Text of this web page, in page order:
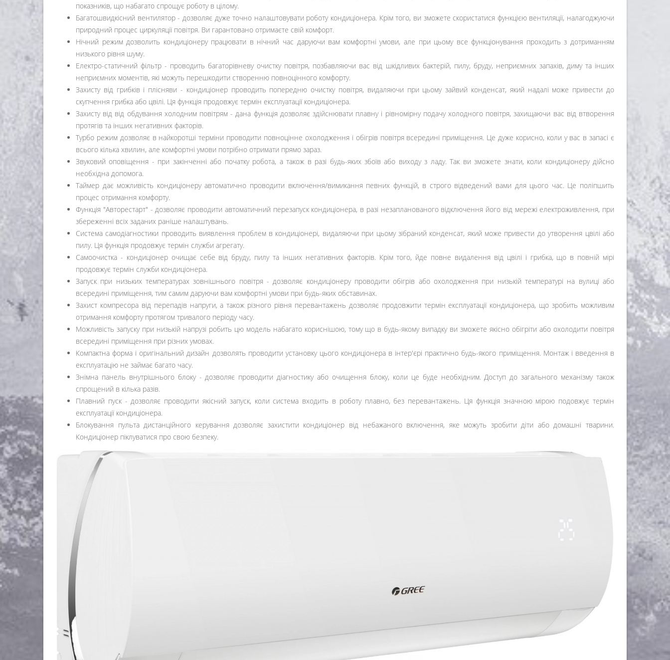
показників, що набагато спрощує роботу в цілому.
Багатошвидкісний вентилятор - дозволяє дуже точно налаштовувати роботу кондиціонера. Крім того, ви зможете скористатися функцією вентиляції, налагоджуючи
природний процес циркуляції повітря. Ви гарантовано отримаєте свій комфорт.
Нічний режим дозволить кондиціонеру працювати в нічний час даруючи вам комфортні умови, але при цьому все функціонування проходить з дотриманням
низького рівня шуму.
Електро-статичний фільтр - проводить багаторівневу очистку повітря, позбавляючи вас від шкідливих бактерій, пилу, бруду, неприємних запахів, диму та інших
неприємних моментів, які можуть перешкодити створенню повноцінного комфорту.
Захисту від грибків і плісняви ​​- кондиціонер проводить попередню очистку повітря, видаляючи при цьому зайвий конденсат, який надалі може привести до
скупчення грибка або цвілі. Ця функція продовжує термін експлуатації кондиціонера.
Захисту від від обдування холодним повітрям - дана функція дозволяє здійснювати плавну і рівномірну подачу холодного повітря, захищаючи вас від втворення
протягів та інших негативних факторів.
Турбо режим дозволяє в найкоротші терміни проводити повноцінне охолодження і обігрів повітря всередині приміщення. Це дуже корисно, коли у вас в запасі є
всього кілька хвилин, але комфортні умови потрібно отримати прямо зараз.
Звуковий оповіщення - при закінченні або початку робота, а також в разі будь-яких збоїв або виходу з ладу. Так ви зможете знати, коли кондиціонеру дійсно
необхідна допомога.
Таймер дає можливість кондиціонеру автоматично проводити включення/вимикання певних функцій, в строго відведений вами для цього час. Це поліпшить
процес отримання комфорту.
Функція "Авторестарт" - дозволяє проводити автоматичний перезапуск кондиціонера, в разі незапланованого відключення його від мережі електроживлення, при
збереженні всіх заданих раніше налаштувань.
Система самодіагностики проводить виявлення проблем в кондиціонері, видаляючи при цьому зібраний конденсат, який може привести до утворення цвілі або
пилу. Ця функція продовжує термін служби агрегату.
Самоочистка - кондиціонер очищає себе від бруду, пилу та інших негативних факторів. Крім того, йде повне видалення від цвілі і грибка, що в повній мірі
продовжує термін служби кондиціонера.
Запуск при низьких температурах зовнішнього повітря - дозволяє кондиціонеру проводити обігрів або охолодження при низькій температурі на вулиці або
всередині приміщення, тим самим даруючи вам комфортні умови при будь-яких обставинах.
Захист компресора від перепадів напруги, а також різного рівня перевантажень дозволяє продовжити термін експлуатації кондиціонера, що зробить можливим
отримання комфорту протягом тривалого періоду часу.
Можливість запуску при низькій напрузі робить цю модель набагато кориснішою, тому що в будь-якому випадку ви зможете якісно обігріти або охолодити повітря
всередині приміщення при різних умовах.
Компактна форма і оригінальний дизайн дозволять проводити установку цього кондиціонера в інтер'єрі практично будь-якого приміщення. Монтаж і введення в
експлуатацію не займає багато часу.
Знімна панель внутрішнього блоку - дозволяє проводити діагностику або очищення блоку, коли це буде необхідним. Доступ до загального механізму також
спрощений в кілька разів.
Плавний пуск - дозволяє проводити якісний запуск, коли система входить в роботу плавно, без перевантажень. Ця функція значною мірою подовжує термін
експлуатації кондиціонера.
Блокування пульта дистанційного керування дозволяє захистити кондиціонер від небажаного включення, яке можуть зробити діти або домашні тварини.
Кондиціонер піклуватися про свою безпеку.